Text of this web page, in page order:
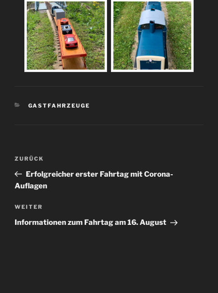
KATEGORIEN
GASTFAHRZEUGE
Beitragsnavigation
Vorheriger
Beitrag
ZURÜCK
Erfolgreicher erster Fahrtag mit Corona-
Auflagen
Nächster
Beitrag
WEITER
Informationen zum Fahrtag am 16. August